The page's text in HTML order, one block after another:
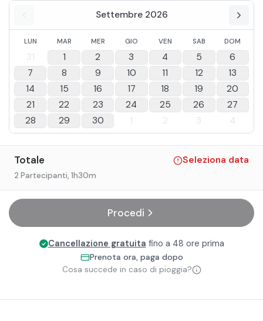
Settembre 2026
LUN MAR MER GIO VEN SAB DOM
31 1 2 3 4 5
6
7
8 9 10 11 12
13
14
15 16 17 18 19
20
21
22 23 24 25 26
27
28
29 30 1 2 3 4
Totale Seleziona data
2 Partecipanti, 1h30m
Procedi
Cancellazione gratuita fino a 48 ore prima
Prenota ora, paga dopo
Cosa succede in caso di pioggia?